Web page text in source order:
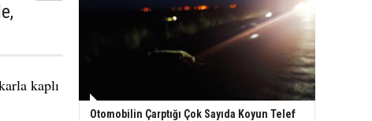
kaplı
Otomobilin Çarptığı Çok Sayıda Koyun Telef